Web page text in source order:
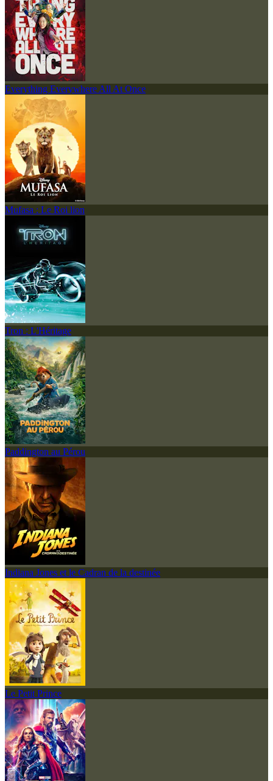
Everything Everywhere All At Once
Mufasa : Le Roi lion
Tron : L'Héritage
Paddington au Pérou
Indiana Jones et le Cadran de la destinée
Le Petit Prince